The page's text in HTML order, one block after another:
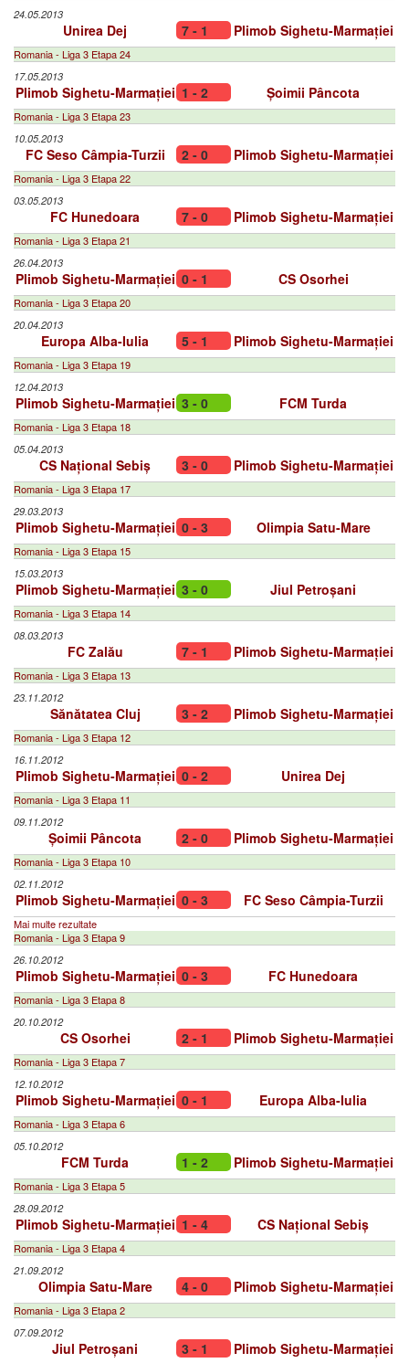
24.05.2013
Unirea Dej 7 - 1 Plimob Sighetu-Marmației
Romania - Liga 3 Etapa 24
17.05.2013
Plimob Sighetu-Marmației 1 - 2 Șoimii Pâncota
Romania - Liga 3 Etapa 23
10.05.2013
FC Seso Câmpia-Turzii 2 - 0 Plimob Sighetu-Marmației
Romania - Liga 3 Etapa 22
03.05.2013
FC Hunedoara 7 - 0 Plimob Sighetu-Marmației
Romania - Liga 3 Etapa 21
26.04.2013
Plimob Sighetu-Marmației 0 - 1 CS Osorhei
Romania - Liga 3 Etapa 20
20.04.2013
Europa Alba-Iulia 5 - 1 Plimob Sighetu-Marmației
Romania - Liga 3 Etapa 19
12.04.2013
Plimob Sighetu-Marmației 3 - 0 FCM Turda
Romania - Liga 3 Etapa 18
05.04.2013
CS Național Sebiș 3 - 0 Plimob Sighetu-Marmației
Romania - Liga 3 Etapa 17
29.03.2013
Plimob Sighetu-Marmației 0 - 3 Olimpia Satu-Mare
Romania - Liga 3 Etapa 15
15.03.2013
Plimob Sighetu-Marmației 3 - 0 Jiul Petroșani
Romania - Liga 3 Etapa 14
08.03.2013
FC Zalău 7 - 1 Plimob Sighetu-Marmației
Romania - Liga 3 Etapa 13
23.11.2012
Sănătatea Cluj 3 - 2 Plimob Sighetu-Marmației
Romania - Liga 3 Etapa 12
16.11.2012
Plimob Sighetu-Marmației 0 - 2 Unirea Dej
Romania - Liga 3 Etapa 11
09.11.2012
Șoimii Pâncota 2 - 0 Plimob Sighetu-Marmației
Romania - Liga 3 Etapa 10
02.11.2012
Plimob Sighetu-Marmației 0 - 3 FC Seso Câmpia-Turzii
Mai multe rezultate
Romania - Liga 3 Etapa 9
26.10.2012
Plimob Sighetu-Marmației 0 - 3 FC Hunedoara
Romania - Liga 3 Etapa 8
20.10.2012
CS Osorhei 2 - 1 Plimob Sighetu-Marmației
Romania - Liga 3 Etapa 7
12.10.2012
Plimob Sighetu-Marmației 0 - 1 Europa Alba-Iulia
Romania - Liga 3 Etapa 6
05.10.2012
FCM Turda 1 - 2 Plimob Sighetu-Marmației
Romania - Liga 3 Etapa 5
28.09.2012
Plimob Sighetu-Marmației 1 - 4 CS Național Sebiș
Romania - Liga 3 Etapa 4
21.09.2012
Olimpia Satu-Mare 4 - 0 Plimob Sighetu-Marmației
Romania - Liga 3 Etapa 2
07.09.2012
Jiul Petroșani 3 - 1 Plimob Sighetu-Marmației